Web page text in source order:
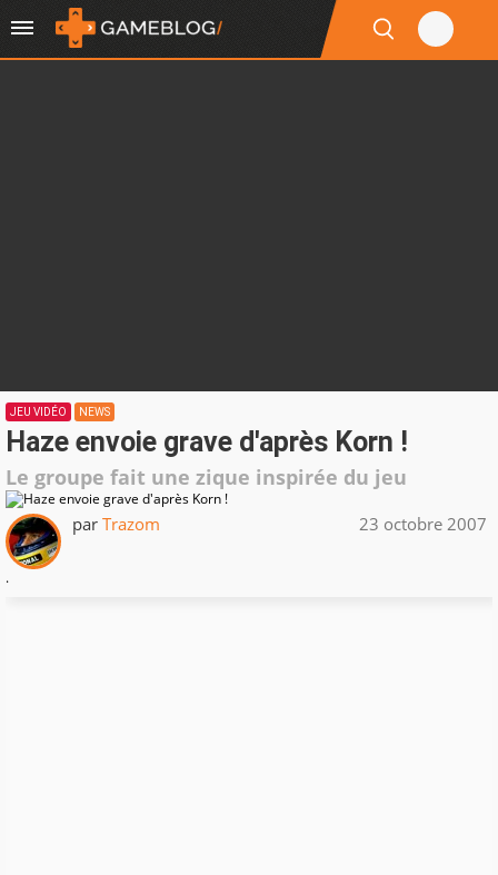
JEU VIDÉO NEWS
Haze envoie grave d'après Korn !
Le groupe fait une zique inspirée du jeu
par Trazom 23 octobre 2007
.